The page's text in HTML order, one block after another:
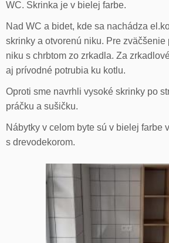
WC. Skrinka je v bielej farbe.
Nad WC a bidet, kde sa nachádza
skrinky a otvorenú niku. Pre zväčšenie
niku s chrbtom zo zrkadla. Za
aj prívodné potrubia ku kotlu.
Oproti sme navrhli vysoké skrinky po
práčku a sušičku.
Nábytky v celom byte sú v bielej farbe
s drevodekorom.